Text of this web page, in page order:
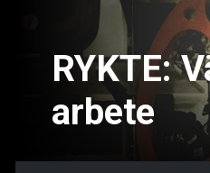
RYKTE:
arbete